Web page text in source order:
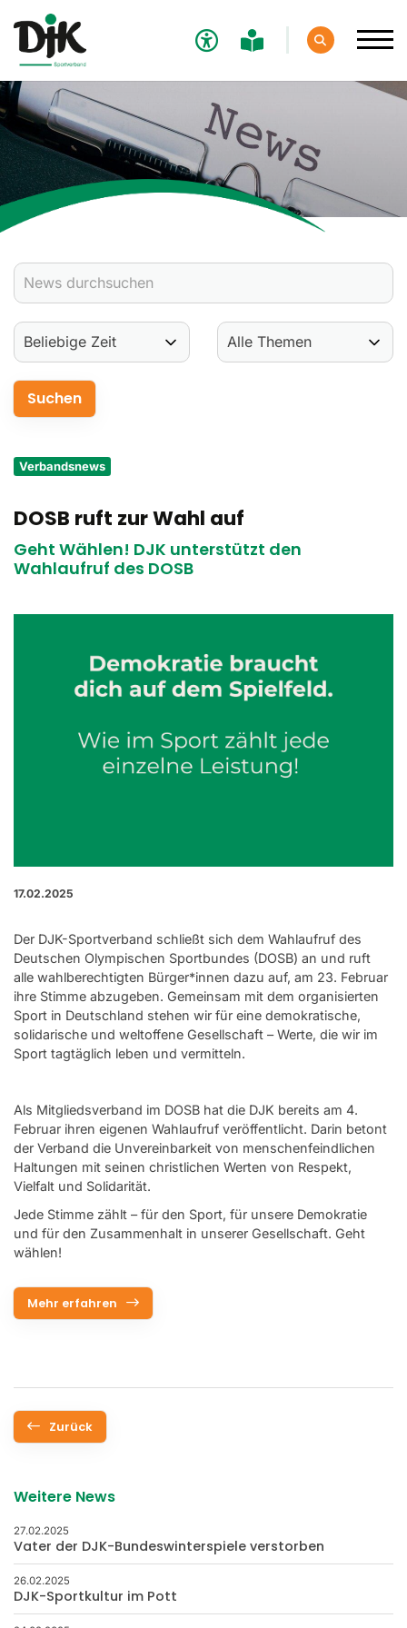
Verbandsnews
DOSB ruft zur Wahl auf
Geht Wählen! DJK unterstützt den
Wahlaufruf des DOSB
17.02.2025
Der DJK-Sportverband schließt sich dem Wahlaufruf des
Deutschen Olympischen Sportbundes (DOSB) an und ruft
alle wahlberechtigten Bürger*innen dazu auf, am 23. Februar
ihre Stimme abzugeben. Gemeinsam mit dem organisierten
Sport in Deutschland stehen wir für eine demokratische,
solidarische und weltoffene Gesellschaft – Werte, die wir im
Sport tagtäglich leben und vermitteln.
Als Mitgliedsverband im DOSB hat die DJK bereits am 4.
Februar ihren eigenen Wahlaufruf veröffentlicht. Darin betont
der Verband die Unvereinbarkeit von menschenfeindlichen
Haltungen mit seinen christlichen Werten von Respekt,
Vielfalt und Solidarität.
Jede Stimme zählt – für den Sport, für unsere Demokratie
und für den Zusammenhalt in unserer Gesellschaft. Geht
wählen!
Mehr erfahren
Zurück
Weitere News
27.02.2025
Vater der DJK-Bundeswinterspiele verstorben
26.02.2025
DJK-Sportkultur im Pott
Verband
Aktuelles
Verbands-News
Termine
Verantwortung
Aus- und Fortbildungen
Kontakt
Bundessportfest '26